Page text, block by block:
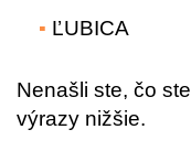
ĽUBICA
Nenašli ste, čo
výrazy nižšie.